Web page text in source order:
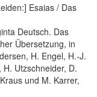
Esaias / Das
Deutsch. Das
Übersetzung, in
H. Engel, H.-J.
Utzschneider, D.
und M. Karrer,